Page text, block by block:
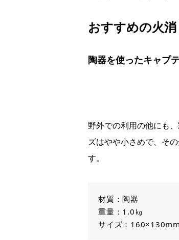
おすすめの火
陶器を使ったキャプ
野外での利用の他にも
ズはやや小さめで、そ
す。
材質：陶器
重量：1.0㎏
サイズ：160×130mm